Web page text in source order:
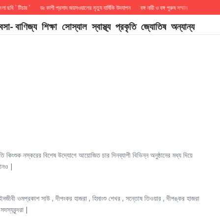
‘ টিচার ‘ ডঃ কাশী প্রসাদ জয়সওয়ালের মৃত্যু বার্ষিকি উদযাপন বঙ্গ নারী ও বঙ্গ পুরুষ সম্মান
বাণিজ্য শিক্ষা সোস্যাল স্বাস্থ্য প্রকৃতি জ্যোতিষ অন্যান্য
নস্করের বিশেষ উদ্যোগে আয়োজিত চার দিনব্যাপী বিভিন্ন অনুষ্ঠানের মধ্য দিয়ে
|
ওমপ্রকাশ সাউ , দীপংকর হাজরা , হিমাংশু শেখর , সন্তোষ তিওয়ার , দীপঙ্কর হাজরা
|